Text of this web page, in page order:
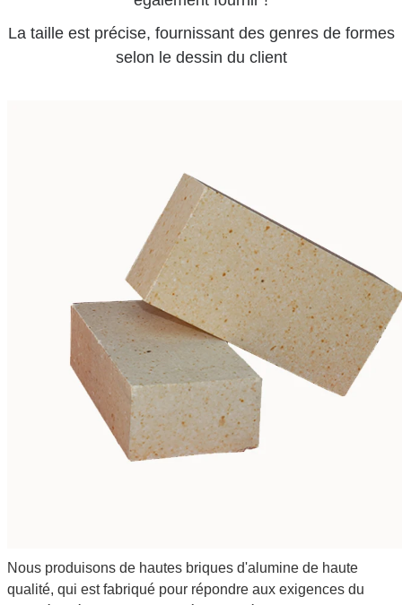
La taille est précise, fournissant des genres de formes
selon le dessin du client
Nous produisons de hautes briques d'alumine de haute
qualité, qui est fabriqué pour répondre aux exigences du